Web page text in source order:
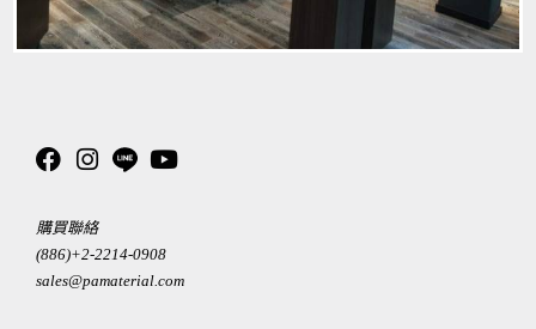
購買聯絡
(886)+2-2214-0908
sales@pamaterial.com